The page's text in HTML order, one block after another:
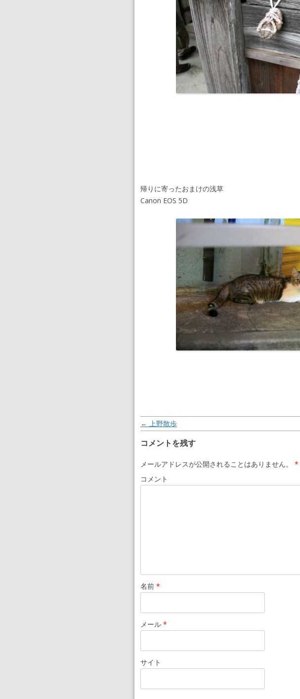
帰りに寄ったおまけの浅草
Canon EOS 5D
next
投稿ナビゲーション
← 上野散歩
コメントを残す
メールアドレスが公開されることはありません。 *
コメント
名前 *
メール *
サイト